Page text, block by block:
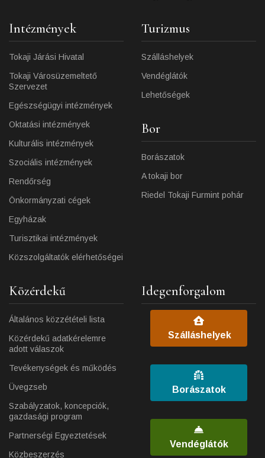
Intézmények
Tokaji Járási Hivatal
Tokaji Városüzemeltető
Szervezet
Egészségügyi intézmények
Oktatási intézmények
Kulturális intézmények
Szociális intézmények
Rendőrség
Önkormányzati cégek
Egyházak
Turisztikai intézmények
Közszolgáltatók elérhetőségei
Turizmus
Szálláshelyek
Vendéglátók
Lehetőségek
Bor
Borászatok
A tokaji bor
Riedel Tokaji Furmint pohár
Közérdekű
Általános közzétételi lista
Közérdekű adatkérelemre
adott válaszok
Tevékenységek és működés
Üvegzseb
Szabályzatok, koncepciók,
gazdasági program
Partnerségi Egyeztetések
Közbeszerzés
Idegenforgalom
Szálláshelyek
Borászatok
Vendéglátók